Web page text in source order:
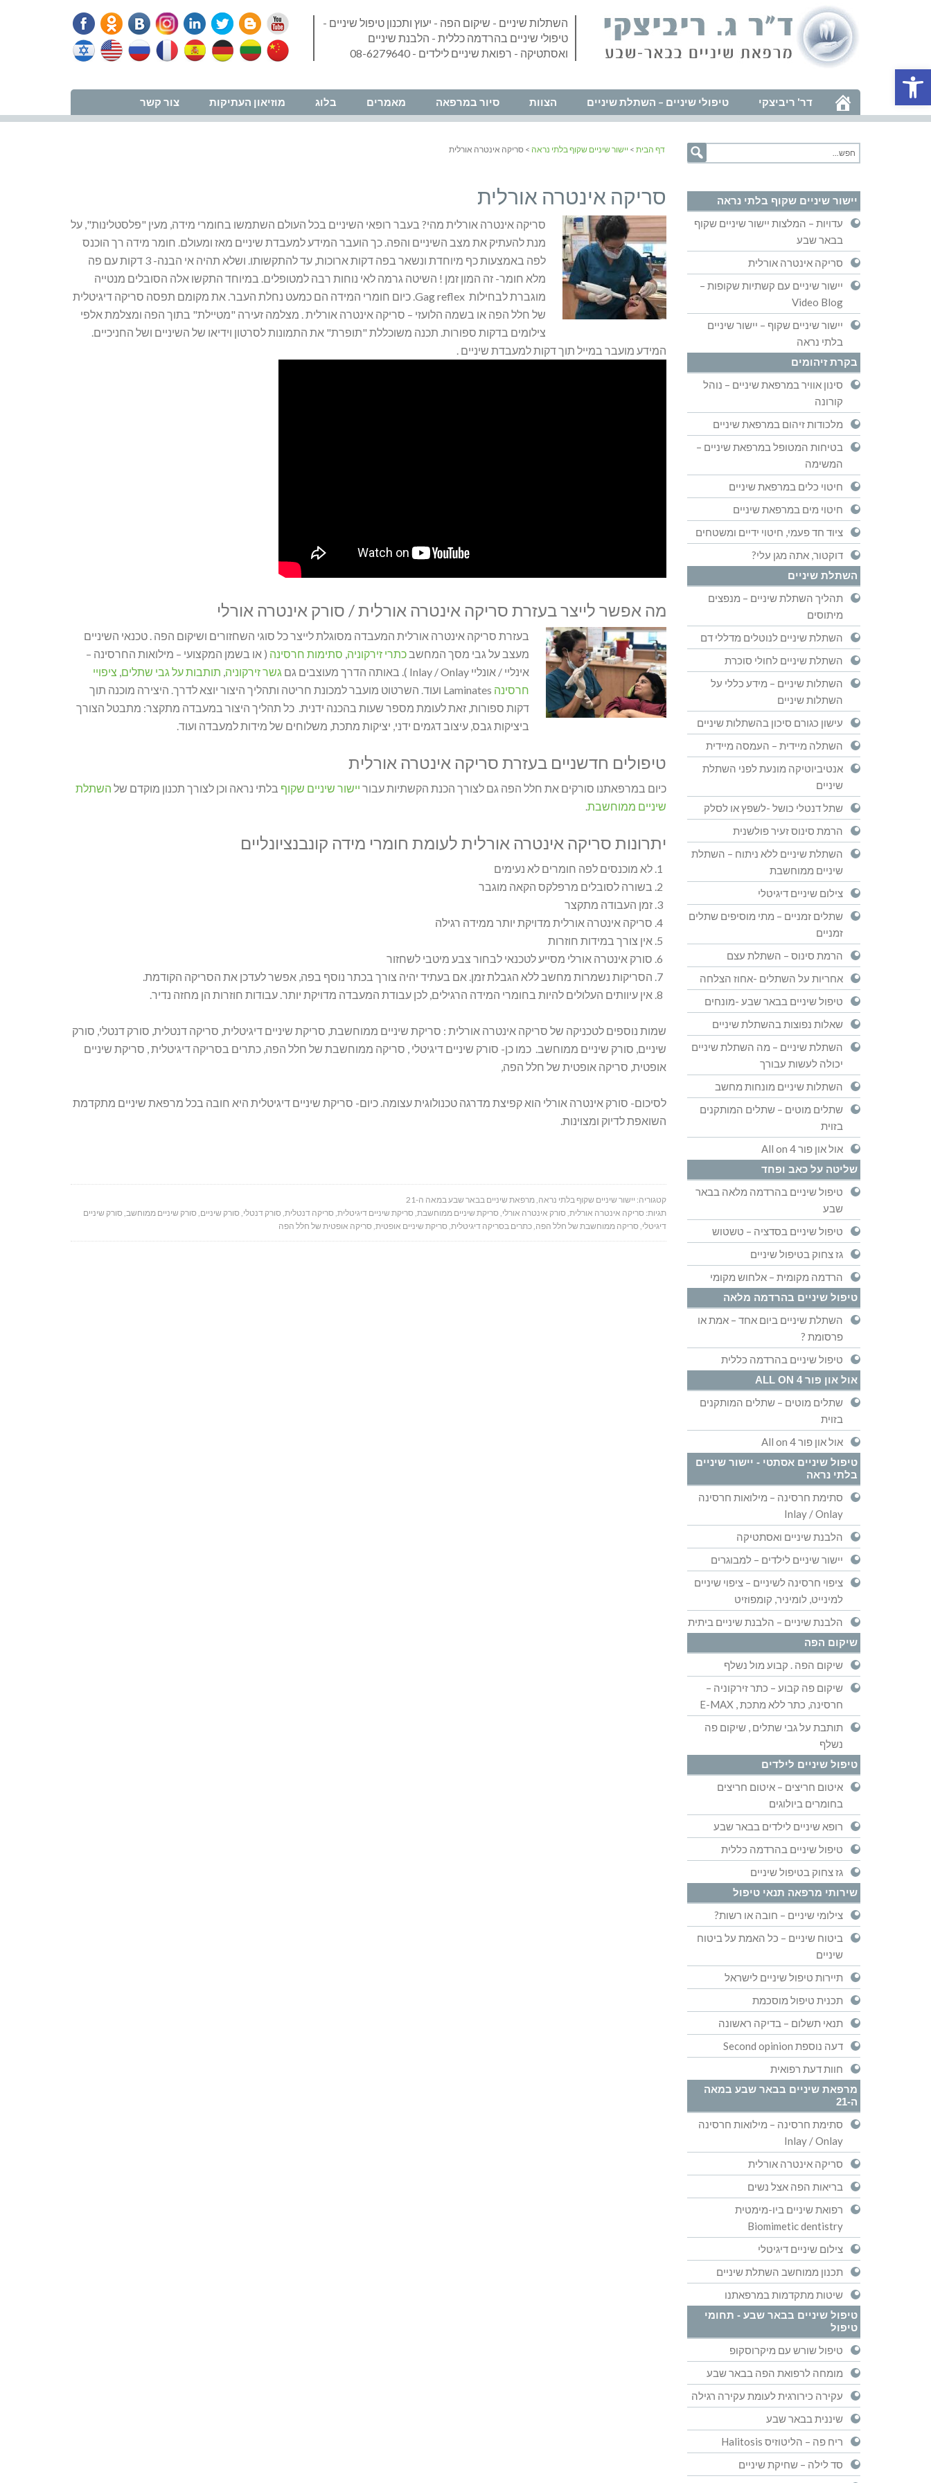
פתח סרגל נגישות
השתלות שיניים - שיקום הפה - יעוץ ותכנון טיפול שיניים -
טיפולי שיניים בהרדמה כללית - הלבנת שיניים
ואסתטיקה - רפואת שיניים לילדים - 08-6279640
דר' ריביצקי טיפולי שיניים – השתלת שיניים הצוות סיור במרפאה מאמרים בלוג מוזיאון העתיקות צור קשר
דף הבית > יישור שיניים שקוף בלתי נראה > סריקה אינטרה אורלית
סריקה אינטרה אורלית
סריקה אינטרה אורלית מהי? בעבר רופאי השיניים בכל העולם השתמשו בחומרי מידה, מעין "פלסטלינות", על
מנת להעתיק את מצב השיניים והפה. כך הועבר המידע למעבדת שיניים מאז ומעולם. חומר מידה רך הוכנס
לפה באמצעות כף מיוחדת ונשאר בפה דקות ארוכות, עד להתקשותו. ושלא תהיה אי הבנה- 3 דקות עם פה
מלא חומר- זה המון זמן ! השיטה גרמה לאי נוחות רבה למטופלים. במיוחד התקשו אלה הסובלים מנטייה
מוגברת לבחילות Gag reflex. כיום חומרי המידה הם כמעט נחלת העבר. את מקומם תפסה סריקה דיגיטלית
של חלל הפה או בשמה הלועזי – סריקה אינטרה אורלית . מצלמה זעירה "מטיילת" בתוך הפה ומצלמת אלפי
צילומים בדקות ספורות. תכנה משוכללת "תופרת" את התמונות לסרטון וידיאו של השיניים ושל החניכיים.
המידע מועבר במייל תוך דקות למעבדת שיניים .
מה אפשר לייצר בעזרת סריקה אינטרה אורלית / סורק אינטרה אורלי
בעזרת סריקה אינטרה אורלית המעבדה מסוגלת לייצר כל סוגי השחזורים ושיקום הפה . טכנאי השיניים
מעצב על גבי מסך המחשב כתרי זירקוניה, סתימות חרסינה ( או בשמן המקצועי – מילואות החרסינה –
אינליי / אונליי Inlay / Onlay ). באותה הדרך מעוצבים גם
גשר זירקוניה, תותבות על גבי שתלים, ציפויי
חרסינה
Laminates ועוד. השרטוט מועבר למכונת חריטה ותהליך היצור יוצא לדרך. היצירה מוכנה תוך
דקות ספורות, זאת לעומת מספר שעות בהכנה ידנית. כל תהליך היצור במעבדה מתקצר: מתבטל הצורך
ביציקות גבס, עיצוב דגמים ידני, יציקות מתכת, משלוחים של מידות למעבדה ועוד.
טיפולים חדשניים בעזרת סריקה אינטרה אורלית
כיום במרפאתנו סורקים את חלל הפה גם לצורך הכנת הקשתיות עבור יישור שיניים שקוף בלתי נראה וכן לצורך תכנון מוקדם של השתלת
שיניים ממוחשבת.
יתרונות סריקה אינטרה אורלית לעומת חומרי מידה קונבנציונליים
לא מוכנסים לפה חומרים לא נעימים
בשורה לסובלים מרפלקס הקאה מוגבר
זמן העבודה מתקצר
סריקה אינטרה אורלית מדויקת יותר ממידה רגילה
אין צורך במידות חוזרות
סורק אינטרה אורלי מסייע לטכנאי לבחור צבע מיטבי לשחזור
הסריקות נשמרות מחשב ללא הגבלת זמן. אם בעתיד יהיה צורך בכתר נוסף בפה, אפשר לעדכן את הסריקה הקודמת.
אין עיוותים העלולים להיות בחומרי המידה הרגילים, לכן עבודת המעבדה מדויקת יותר. עבודות חוזרות הן מחזה נדיר.
שמות נוספים לטכניקה של סריקה אינטרה אורלית : סריקת שיניים ממוחשבת, סריקת שיניים דיגיטלית, סריקה דנטלית, סורק דנטלי, סורק
שיניים, סורק שיניים ממוחשב. כמו כן- סורק שיניים דיגיטלי , סריקה ממוחשבת של חלל הפה, כתרים בסריקה דיגיטלית , סריקת שיניים
אופטית, סריקה אופטית של חלל הפה,
לסיכום- סורק אינטרה אורלי הוא קפיצת מדרגה טכנולוגית עצומה. כיום- סריקת שיניים דיגיטלית היא חובה בכל מרפאת שיניים מתקדמת
השואפת לדיוק ומצוינות.
קטגוריה: יישור שיניים שקוף בלתי נראה,מרפאת שיניים בבאר שבע במאה ה-21
תגיות: סריקה אינטרה אורלית, סורק אינטרה אורלי, סריקת שיניים ממוחשבת, סריקת שיניים דיגיטלית, סריקה דנטלית, סורק דנטלי, סורק שיניים, סורק שיניים ממוחשב, סורק שיניים
דיגיטלי, סריקה ממוחשבת של חלל הפה,כתרים בסריקה דיגיטלית, סריקת שיניים אופטית, סריקה אופטית של חלל הפה
יישור שיניים שקוף בלתי נראה
עדויות – המלצות יישור שיניים שקוף
בבאר שבע
סריקה אינטרה אורלית
יישור שיניים עם קשתיות שקופות –
Video Blog
יישור שיניים שקוף – יישור שיניים
בלתי נראה
בקרת זיהומים
סינון אוויר במרפאת שיניים – נוהל
קורונה
מלכודות זיהום במרפאת שיניים
בטיחות המטופל במרפאת שיניים –
המשימה
חיטוי כלים במרפאת שיניים
חיטוי מים במרפאת שיניים
ציוד חד פעמי, חיטוי ידיים ומשטחים
דוקטור, אתה מגן עלי?
השתלת שיניים
תהליך השתלת שיניים – מנפצים
מיתוסים
השתלת שיניים לנוטלים מדללי דם
השתלת שיניים לחולי סוכרת
השתלות שיניים – מידע כללי על
השתלות שיניים
עישון כגורם סיכון בהשתלות שיניים
השתלה מיידית – העמסה מיידית
אנטיביוטיקה מונעת לפני השתלת
שיניים
שתל דנטלי כושל -לשפץ או לסלק
הרמת סינוס זעיר פולשנית
השתלת שיניים ללא ניתוח – השתלת
שיניים ממוחשבת
צילום שיניים דיגיטלי
שתלים זמניים – מתי מוסיפים שתלים
זמניים
הרמת סינוס – השתלת עצם
אחריות על השתלים -אחוז הצלחה
טיפול שיניים בבאר שבע -מונחים
שאלות נפוצות בהשתלת שיניים
השתלת שיניים – מה השתלת שיניים
יכולה לעשות עבורך
השתלות שיניים מונחות מחשב
שתלים מוטים – שתלים המותקנים
בזוית
אול און פור All on 4
שליטה על כאב ופחד
טיפול שיניים בהרדמה מלאה בבאר
שבע
טיפול שיניים בסדציה – טשטוש
גז צחוק בטיפול שיניים
הרדמה מקומית – אלחוש מקומי
טיפול שיניים בהרדמה מלאה
השתלת שיניים ביום אחד – אמת או
פרסומת ?
טיפול שיניים בהרדמה כללית
אול און פור ALL ON 4
שתלים מוטים – שתלים המותקנים
בזוית
אול און פור All on 4
טיפול שיניים אסתטי - יישור שיניים
בלתי נראה
סתימת חרסינה – מילואות חרסינה
Inlay / Onlay
הלבנת שיניים ואסתטיקה
יישור שיניים לילדים – למבוגרים
ציפוי חרסינה לשיניים – ציפוי שיניים
למינייט, לומיניר, קומפוזיט
הלבנת שיניים – הלבנת שיניים ביתית
שיקום הפה
שיקום הפה . קבוע מול נשלף
שיקום פה קבוע – כתר זירקוניה –
חרסינה, כתר ללא מתכת , E-MAX
תותבת על גבי שתלים , שיקום פה
נשלף
טיפול שיניים לילדים
איטום חריצים – איטום חריצים
בחומרים ביולוגים
רופא שיניים לילדים בבאר שבע
טיפול שיניים בהרדמה כללית
גז צחוק בטיפול שיניים
שירותי מרפאה תנאי טיפול
צילומי שיניים – חובה או רשות?
ביטוח שיניים – כל האמת על ביטוח
שיניים
תיירות טיפול שיניים לישראל
תכנית טיפול מוסכמת
תנאי תשלום – בדיקה ראשונה
דעה נוספת Second opinion
חוות דעת רפואית
מרפאת שיניים בבאר שבע במאה
ה-21
סתימת חרסינה – מילואות חרסינה
Inlay / Onlay
סריקה אינטרה אורלית
בריאות הפה אצל נשים
רפואת שיניים ביו-מימטית
Biomimetic dentistry
צילום שיניים דיגיטלי
תכנון ממוחשב השתלת שיניים
שיטות מתקדמות במרפאתנו
טיפול שיניים בבאר שבע - תחומי
טיפול
טיפול שורש עם מיקרוסקופ
מומחה לרפואת הפה בבאר שבע
עקירה כירורגית לעומת עקירה רגילה
שיננית בבאר שבע
ריח פה – הליטוזיס Halitosis
סד לילה – שחיקת שיניים